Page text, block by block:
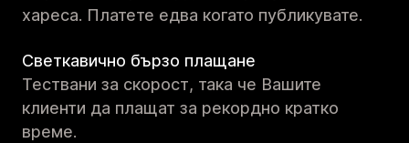
хареса. Платете едва когато публикувате.
Светкавично бързо плащане
Тествани за скорост, така че Вашите
клиенти да плащат за рекордно кратко
време.